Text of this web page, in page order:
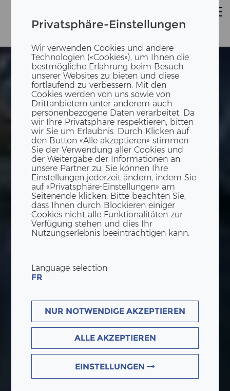
Privatsphäre-Einstellungen
Wir verwenden Cookies und andere
Technologien («Cookies»), um Ihnen die
bestmögliche Erfahrung beim Besuch
unserer Websites zu bieten und diese
fortlaufend zu verbessern. Mit den
Cookies werden von uns sowie von
Drittanbietern unter anderem auch
personenbezogene Daten verarbeitet. Da
wir Ihre Privatsphäre respektieren, bitten
wir Sie um Erlaubnis. Durch Klicken auf
den Button «Alle akzeptieren» stimmen
Sie der Verwendung aller Cookies und
der Weitergabe der Informationen an
unsere Partner zu. Sie können Ihre
Einstellungen jederzeit ändern, indem Sie
auf «Privatsphäre-Einstellungen» am
Seitenende klicken. Bitte beachten Sie,
dass Ihnen durch Blockieren einiger
Cookies nicht alle Funktionalitäten zur
Verfügung stehen und dies Ihr
Nutzungserlebnis beeinträchtigen kann.
Language selection
FR
NUR NOTWENDIGE AKZEPTIEREN
ALLE AKZEPTIEREN
EINSTELLUNGEN